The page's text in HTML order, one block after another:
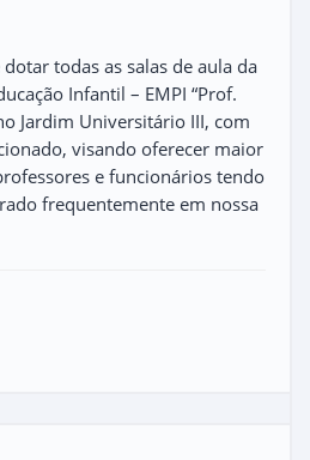
todas as salas de aula da
Infantil – EMPI “Prof.
Jardim Universitário III, com
visando oferecer maior
e funcionários tendo
frequentemente em nossa